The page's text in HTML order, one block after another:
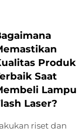
Produk
Saat
Lampu
Laser?
riset dan